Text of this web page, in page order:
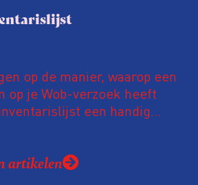
op de manier, waarop een
op je Wob-verzoek heeft
een handig
steeds gebruikelijker.
artikelen